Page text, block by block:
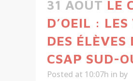
31 AOÛT LE
D’OEIL : LES
DES ÉLÈVES
CSAP SUD-
Posted at 10:07h in by